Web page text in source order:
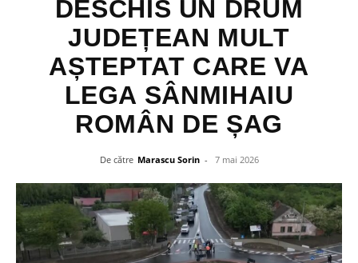
DESCHIS UN DRUM
JUDEȚEAN MULT
AȘTEPTAT CARE VA
LEGA SÂNMIHAIU
ROMÂN DE ȘAG
De către Marascu Sorin - 7 mai 2026